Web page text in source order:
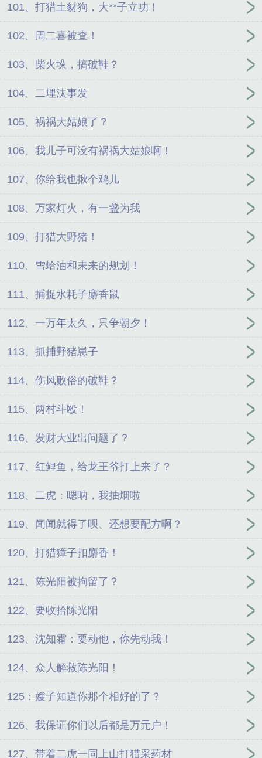
101、打猎土豺狗，大**子立功！
102、周二喜被查！
103、柴火垛，搞破鞋？
104、二埋汰事发
105、祸祸大姑娘了？
106、我儿子可没有祸祸大姑娘啊！
107、你给我也揪个鸡儿
108、万家灯火，有一盏为我
109、打猎大野猪！
110、雪蛤油和未来的规划！
111、捕捉水耗子麝香鼠
112、一万年太久，只争朝夕！
113、抓捕野猪崽子
114、伤风败俗的破鞋？
115、两村斗殴！
116、发财大业出问题了？
117、红鲤鱼，给龙王爷打上来了？
118、二虎：嗯呐，我抽烟啦
119、闻闻就得了呗、还想要配方啊？
120、打猎獐子扣麝香！
121、陈光阳被拘留了？
122、要收拾陈光阳
123、沈知霜：要动他，你先动我！
124、众人解救陈光阳！
125：嫂子知道你那个相好的了？
126、我保证你们以后都是万元户！
127、带着二虎一同上山打猎采药材